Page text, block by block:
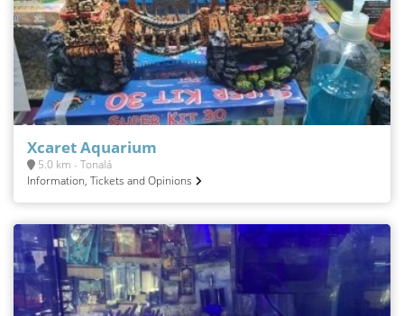
Xcaret Aquarium
5.0 km - Tonalá
Information, Tickets and Opinions